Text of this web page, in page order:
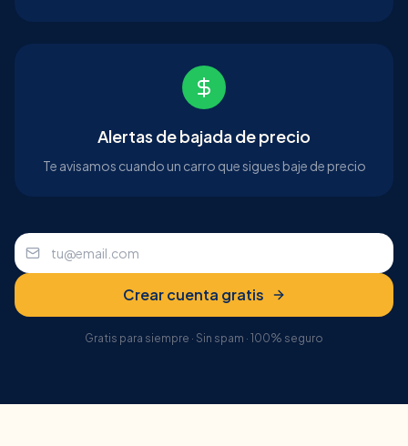
Alertas de bajada de precio
Te avisamos cuando un carro que sigues baje de precio
Crear cuenta gratis
Gratis para siempre · Sin spam · 100% seguro